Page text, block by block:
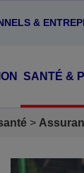
&
SANTÉ &